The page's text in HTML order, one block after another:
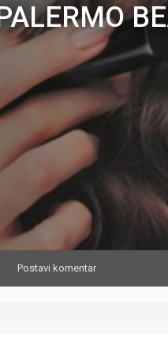
Postavi komentar